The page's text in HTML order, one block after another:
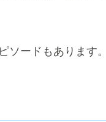
ソードもあります。